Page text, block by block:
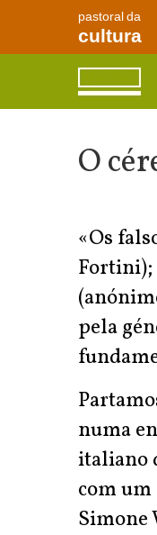
pastoral da
cultura
O
«Os
Fortini);
pela
numa
italiano
com
Simone